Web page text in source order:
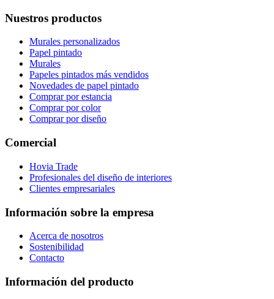
Nuestros productos
Murales personalizados
Papel pintado
Murales
Papeles pintados más vendidos
Novedades de papel pintado
Comprar por estancia
Comprar por color
Comprar por diseño
Comercial
Hovia Trade
Profesionales del diseño de interiores
Clientes empresariales
Información sobre la empresa
Acerca de nosotros
Sostenibilidad
Contacto
Información del producto